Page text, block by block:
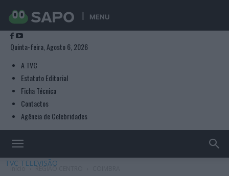
MENU
Quinta-feira, Agosto 6, 2026
A TVC
Estatuto Editorial
Ficha Técnica
Contactos
Agência de Celebridades
TVC TELEVISÃO
Início REGIÃO CENTRO